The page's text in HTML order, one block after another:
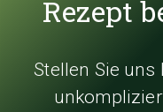
Rezept
Stellen Sie uns